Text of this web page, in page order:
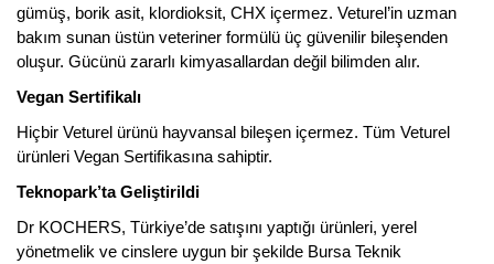
gümüş, borik asit, klordioksit, CHX içermez. Veturel’in uzman
bakım sunan üstün veteriner formülü üç güvenilir bileşenden
oluşur. Gücünü zararlı kimyasallardan değil bilimden alır.
Vegan Sertifikalı
Hiçbir Veturel ürünü hayvansal bileşen içermez. Tüm Veturel
ürünleri Vegan Sertifikasına sahiptir.
Teknopark’ta Geliştirildi
Dr KOCHERS, Türkiye’de satışını yaptığı ürünleri, yerel
yönetmelik ve cinslere uygun bir şekilde Bursa Teknik